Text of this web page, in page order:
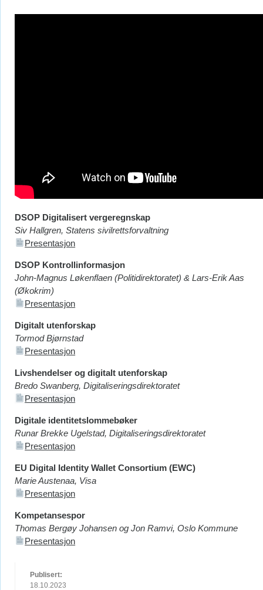
DSOP Digitalisert vergeregnskap
Siv Hallgren, Statens sivilrettsforvaltning
Presentasjon
DSOP Kontrollinformasjon
John-Magnus Løkenflaen (Politidirektoratet) & Lars-Erik Aas
(Økokrim)
Presentasjon
Digitalt utenforskap
Tormod Bjørnstad
Presentasjon
Livshendelser og digitalt utenforskap
Bredo Swanberg, Digitaliseringsdirektoratet
Presentasjon
Digitale identitetslommebøker
Runar Brekke Ugelstad, Digitaliseringsdirektoratet
Presentasjon
EU Digital Identity Wallet Consortium (EWC)
Marie Austenaa, Visa
Presentasjon
Kompetansespor
Thomas Bergøy Johansen og Jon Ramvi, Oslo Kommune
Presentasjon
Publisert:
18.10.2023